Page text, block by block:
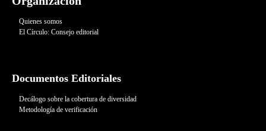
Quienes somos
El Círculo: Consejo editorial
Documentos Editoriales
Decálogo sobre la cobertura de diversidad
Metodología de verificación